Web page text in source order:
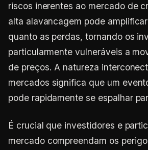
riscos inerentes ao mercado de
alta alavancagem pode
quanto as perdas, tornando os
particularmente vulneráveis a
de preços. A natureza
mercados significa que um
pode rapidamente se espalhar
É crucial que investidores e
mercado compreendam os